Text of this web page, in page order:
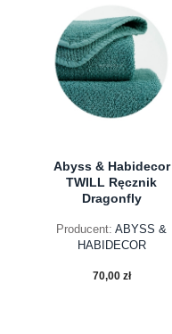
do koszyka
Abyss & Habidecor
TWILL Ręcznik
Dragonfly
Producent: ABYSS &
HABIDECOR
70,00 zł